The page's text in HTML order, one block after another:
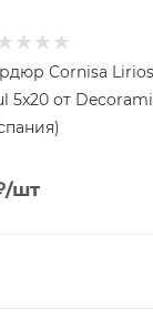
Cornisa Lirios
5x20 от
/шт